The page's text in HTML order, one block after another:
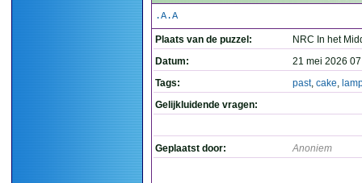
.A.A
Plaats van de puzzel:
NRC In het
Datum:
21 mei 2026
Tags:
past, cake,
Gelijkluidende vragen:
Geplaatst door: Anoniem